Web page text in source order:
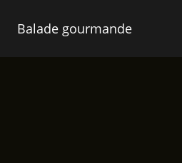
Balade gourmande